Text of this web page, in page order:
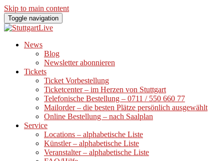
Skip to main content
Toggle navigation
News
Blog
Newsletter abonnieren
Tickets
Ticket Vorbestellung
Ticketcenter – im Herzen von Stuttgart
Telefonische Bestellung – 0711 / 550 660 77
Mailorder – die besten Plätze persönlich ausgewählt
Online Bestellung – nach Saalplan
Service
Locations – alphabetische Liste
Künstler – alphabetische Liste
Veranstalter – alphabetische Liste